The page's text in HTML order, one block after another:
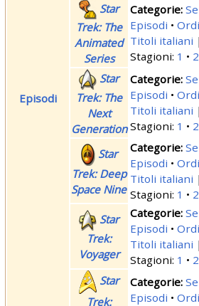
Episodi
Star
Trek: The
Animated
Series
Episodi
Titoli italiani |
Stagioni: 1
2
Star
Trek: The
Next
Generation
Episodi
Titoli italiani |
Stagioni: 1 2
Star
Trek: Deep
Space Nine
Episodi
Titoli italiani |
Stagioni: 1 2
Star
Trek:
Voyager
Episodi
Titoli italiani |
Stagioni: 1 2
Star
Trek:
Episodi